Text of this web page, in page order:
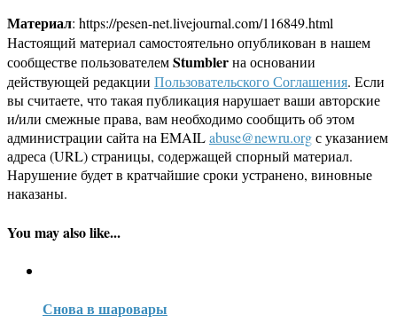
Материал: https://pesen-net.livejournal.com/116849.html
Настоящий материал самостоятельно опубликован в нашем
сообществе пользователемStumblerна основании
действующей редакции Пользовательского Соглашения. Если
вы считаете, что такая публикация нарушает ваши авторские
и/или смежные права, вам необходимо сообщить об этом
администрации сайта на EMAILabuse@newru.orgс указанием
адреса (URL) страницы, содержащей спорный материал.
Нарушение будет в кратчайшие сроки устранено, виновные
наказаны.
You may also like...
Снова в шаровары